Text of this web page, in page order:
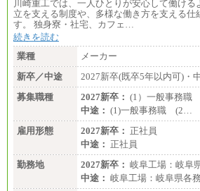
川崎重工では、一人ひとりが安心して働ける
立を支える制度や、多様な働き方を支える仕
す。 独身寮・社宅、カフェ…
続きを読む
業種
メーカー
新卒／中途
2027新卒(既卒5年以内可)・
募集職種
2027新卒： (1）一般事務
中途： (1)一般事務職 (2…
雇用形態
2027新卒： 正社員
中途： 正社員
勤務地
2027新卒： 岐阜工場：岐阜
中途： 岐阜工場：岐阜県各